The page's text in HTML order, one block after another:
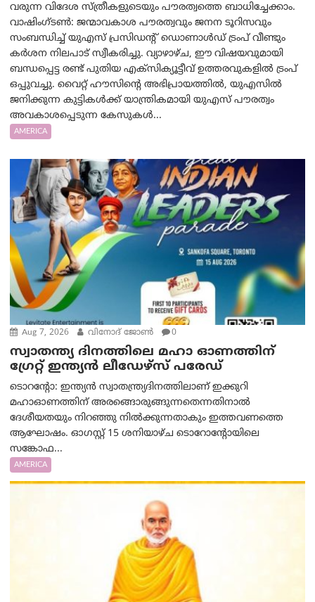
വരുന്ന വിദേശ സ്ത്രീകളുടെയും പൗരത്വത്തെ ബാധിച്ചേക്കാം.
വാഷിംഗ്ടണ്‍: ജന്മാവകാശ പൗരത്വവും ജനന ടൂറിസവും
സംബന്ധിച്ച് യുഎസ് പ്രസിഡന്റ് ഡൊണാൾഡ് ട്രംപ് വീണ്ടും
കർശന നിലപാട് സ്വീകരിച്ചു. വ്യാഴാഴ്ച, ഈ വിഷയവുമായി
ബന്ധപ്പെട്ട രണ്ട് പുതിയ എക്സിക്യൂട്ടീവ് ഉത്തരവുകളിൽ ട്രംപ്
ഒപ്പുവച്ചു. വൈറ്റ് ഹൗസിന്റെ അഭിപ്രായത്തിൽ, യുഎസിൽ
ജനിക്കുന്ന കുട്ടികൾക്ക് യാന്ത്രികമായി യുഎസ് പൗരത്വം
അവകാശപ്പെടുന്ന കേസുകൾ...
AMERICA
Aug 7, 2026 വിനോദ് ജോൺ 0
സ്വാതന്ത്യ ദിനത്തിലെ മഹാ ഓണത്തിന്
ഗ്രേറ്റ് ഇന്ത്യൻ ലീഡേഴ്സ് പരേഡ്
ടൊറന്റോ: ഇന്ത്യൻ സ്വാതന്ത്ര്യദിനത്തിലാണ് ഇക്കുറി
മഹാഓണത്തിന് അരങ്ങൊരുങ്ങുന്നതെന്നതിനാൽ
ദേശീയതയും നിറഞ്ഞു നിൽക്കുന്നതാകും ഇത്തവണത്തെ
ആഘോഷം. ഓഗസ്റ്റ് 15 ശനിയാഴ്ച ടൊറോന്റോയിലെ
സങ്കോഫ...
AMERICA